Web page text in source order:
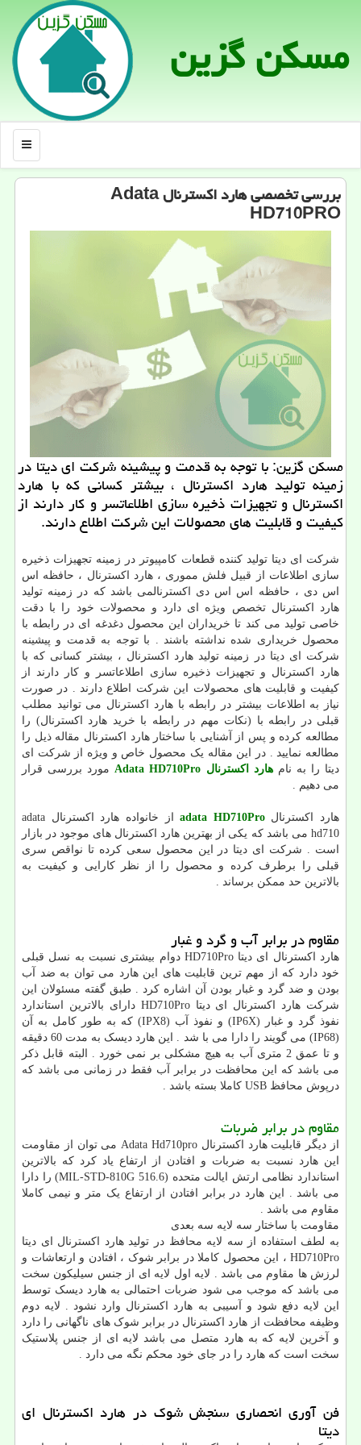
مسكن گزین
منو
بررسی تخصصی هارد اكسترنال Adata
HD710PRO
مسكن گزین: با توجه به قدمت و پیشینه شركت ای دیتا در
زمینه تولید هارد اكسترنال ، بیشتر كسانی كه با هارد
اكسترنال و تجهیزات ذخیره سازی اطلاعاتسر و كار دارند از
كیفیت و قابلیت های محصولات این شركت اطلاع دارند.
شرکت ای دیتا تولید کننده قطعات کامپیوتر در زمینه تجهیزات ذخیره
سازی اطلاعات از قبیل فلش مموری ، هارد اکسترنال ، حافظه اس
اس دی ، حافظه اس اس دی اکسترنالمی باشد که در زمینه تولید
هارد اکسترنال تخصص ویژه ای دارد و محصولات خود را با دقت
خاصی تولید می کند تا خریداران این محصول دغدغه ای در رابطه با
محصول خریداری شده نداشته باشند . با توجه به قدمت و پیشینه
شرکت ای دیتا در زمینه تولید هارد اکسترنال ، بیشتر کسانی که با
هارد اکسترنال و تجهیزات ذخیره سازی اطلاعاتسر و کار دارند از
کیفیت و قابلیت های محصولات این شرکت اطلاع دارند . در صورت
نیاز به اطلاعات بیشتر در رابطه با هارد اکسترنال می توانید مطلب
قبلی در رابطه با (نکات مهم در رابطه با خرید هارد اکسترنال) را
مطالعه کرده و پس از آشنایی با ساختار هارد اکسترنال مقاله ذیل را
مطالعه نمایید . در این مقاله یک محصول خاص و ویژه از شرکت ای
دیتا را به نامهارد اکسترنال Adata HD710Pro
مورد بررسی قرار
می دهیم .
هارد اکسترنالadata HD710Pro
از خانواده هارد اکسترنال adata
hd710 می باشد که یکی از بهترین هارد اکسترنال های موجود در بازار
است . شرکت ای دیتا در این محصول سعی کرده تا نواقص سری
قبلی را برطرف کرده و محصول را از نظر کارایی و کیفیت به
بالاترین حد ممکن برساند .
مقاوم در برابر آب و گرد و غبار
هارد اکسترنال ای دیتا HD710Pro دوام بیشتری نسبت به نسل قبلی
خود دارد که از مهم ترین قابلیت های این هارد می توان به ضد آب
بودن و ضد گرد و غبار بودن آن اشاره کرد . طبق گفته مسئولان این
شرکت هارد اکسترنال ای دیتا HD710Pro دارای بالاترین استاندارد
نفوذ گرد و غبار (IP6X) و نفوذ آب (IPX8) که به طور کامل به آن
(IP68) می گویند را دارا می با شد . این هارد دیسک به مدت 60 دقیقه
و تا عمق 2 متری آب به هیچ مشکلی بر نمی خورد . البته قابل ذکر
می باشد که این محافظت در برابر آب فقط در زمانی می باشد که
درپوش محافظ USB کاملا بسته باشد .
مقاوم در برابر ضربات
از دیگر قابلیت هارد اکسترنال Adata Hd710pro می توان از مقاومت
این هارد نسبت به ضربات و افتادن از ارتفاع یاد کرد که بالاترین
استاندارد نظامی ارتش ایالت متحده (MIL-STD-810G 516.6) را دارا
می باشد . این هارد در برابر افتادن از ارتفاع یک متر و نیمی کاملا
مقاوم می باشد .
مقاومت با ساختار سه لایه سه بعدی
به لطف استفاده از سه لایه محافظ در تولید هارد اکسترنال ای دیتا
HD710Pro ، این محصول کاملا در برابر شوک ، افتادن و ارتعاشات و
لرزش ها مقاوم می باشد . لایه اول لایه ای از جنس سیلیکون سخت
می باشد که موجب می شود ضربات احتمالی به هارد دیسک توسط
این لایه دفع شود و آسیبی به هارد اکسترنال وارد نشود . لایه دوم
وظیفه محافظت از هارد اکسترنال در برابر شوک های ناگهانی را دارد
و آخرین لایه که به هارد متصل می باشد لایه ای از جنس پلاستیک
سخت است که هارد را در جای خود محکم نگه می دارد .
فن آوری انحصاری سنجش شوک در هارد اکسترنال ای
دیتا